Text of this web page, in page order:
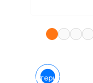
Характеристики